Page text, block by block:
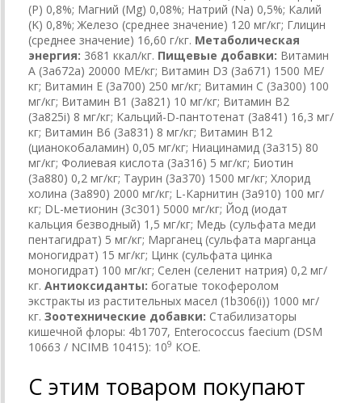
(P) 0,8%; Магний (Mg) 0,08%; Натрий (Na) 0,5%; Калий
(K) 0,8%; Железо (среднее значение) 120 мг/кг; Глицин
(среднее значение) 16,60 г/кг. Метаболическая
энергия: 3681 ккал/кг. Пищевые добавки: Витамин
A (3a672a) 20000 МЕ/кг; Витамин D3 (3а671) 1500 МЕ/
кг; Витамин Е (3а700) 250 мг/кг; Витамин C (3a300) 100
мг/кг; Витамин B1 (3a821) 10 мг/кг; Витамин B2
(3a825i) 8 мг/кг; Кальций-D-пантотенат (3a841) 16,3 мг/
кг; Витамин B6 (3a831) 8 мг/кг; Витамин B12
(цианокобаламин) 0,05 мг/кг; Ниацинамид (3a315) 80
мг/кг; Фолиевая кислота (3a316) 5 мг/кг; Биотин
(3a880) 0,2 мг/кг; Таурин (3a370) 1500 мг/кг; Хлорид
холина (3a890) 2000 мг/кг; L-Карнитин (3a910) 100 мг/
кг; DL-метионин (3c301) 5000 мг/кг; Йод (иодат
кальция безводный) 1,5 мг/кг; Медь (сульфата меди
пентагидрат) 5 мг/кг; Марганец (сульфата марганца
моногидрат) 15 мг/кг; Цинк (сульфата цинка
моногидрат) 100 мг/кг; Селен (селенит натрия) 0,2 мг/
кг. Антиоксиданты: богатые токоферолом
экстракты из растительных масел (1b306(i)) 1000 мг/
кг. Зоотехнические добавки: Стабилизаторы
кишечной флоры: 4b1707, Enterococcus faecium (DSM
10663 / NCIMB 10415): 109 КОЕ.
С этим товаром покупают